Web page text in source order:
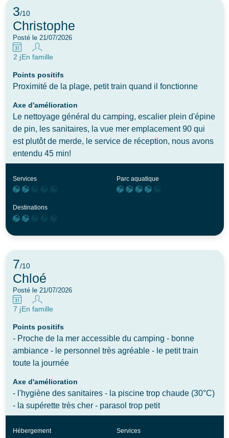
faudrait prévoir du personnel pour le nettoyage. En
presque 3 semaines de location on n'a jamais vu du
personnel ramasser les différents déchets. Pour les
chalets prestige, un brisé vue entre les chalets
permettrait de conserver un peu d'intimité.le petit train,
toujours écologique : grosse odeur de carburant. Bien
signaler que l'accès à la ville de Tossa est difficile à
pied.
3/10
Christophe
Posté le 21/07/2026
2 jEn famille
Points positifs
Proximité de la plage, petit train quand il fonctionne
Axe d'amélioration
Le nettoyage général du camping, escalier plein d'épine
de pin, les sanitaires, la vue mer emplacement 90 qui
est plutôt de merde, le service de réception, nous avons
entendu 45 min!
Services Parc aquatique
Destinations
7/10
Chloé
Posté le 21/07/2026
7 jEn famille
Points positifs
​- Proche de la mer accessible du camping - bonne
ambiance - le personnel très agréable - le petit train
toute la journée
Axe d'amélioration
​- l'hygiène des sanitaires - la piscine trop chaude (30°C)
- la supérette très cher - parasol trop petit
Hébergement Services